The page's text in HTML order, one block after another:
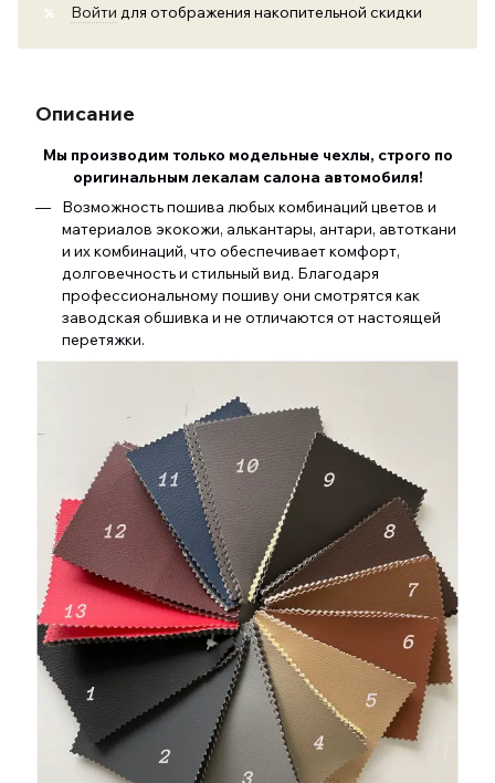
% Войти для отображения накопительной скидки
Описание
Мы производим только модельные чехлы, строго по
оригинальным лекалам салона автомобиля!
Возможность пошива любых комбинаций цветов и
материалов экокожи, алькантары, антари, автоткани
и их комбинаций, что обеспечивает комфорт,
долговечность и стильный вид. Благодаря
профессиональному пошиву они смотрятся как
заводская обшивка и не отличаются от настоящей
перетяжки.